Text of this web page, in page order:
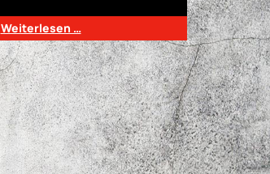
Weiterlesen …